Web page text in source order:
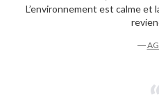
L’environnement est calme et
―